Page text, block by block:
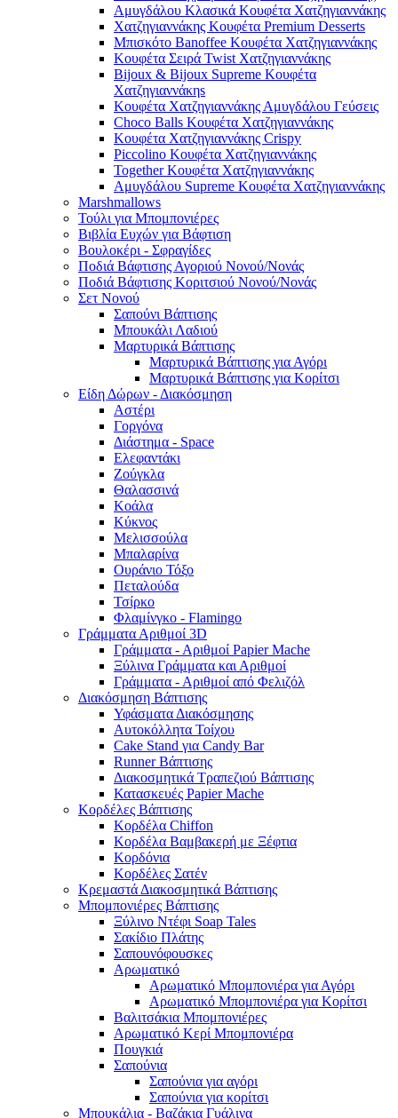
Αμυγδάλου Κλασικά Κουφέτα Χατζηγιαννάκης
Χατζηγιαννάκης Κουφέτα Premium Desserts
Μπισκότο Banoffee Κουφέτα Χατζηγιαννάκης
Κουφέτα Σειρά Twist Χατζηγιαννάκης
Bijoux & Bijoux Supreme Κουφέτα
Χατζηγιαννάκηs
Κουφέτα Χατζηγιαννάκης Αμυγδάλου Γεύσεις
Choco Balls Κουφέτα Χατζηγιαννάκης
Κουφέτα Χατζηγιαννάκης Crispy
Piccolino Κουφέτα Χατζηγιαννάκης
Together Κουφέτα Χατζηγιαννάκης
Αμυγδάλου Supreme Κουφέτα Χατζηγιαννάκης
Marshmallows
Τούλι για Μπομπονιέρες
Βιβλία Ευχών για Βάφτιση
Βουλοκέρι - Σφραγίδες
Ποδιά Βάφτισης Αγοριού Νονού/Νονάς
Ποδιά Βάφτισης Κοριτσιού Νονού/Νονάς
Σετ Νονού
Σαπούνι Βάπτισης
Μπουκάλι Λαδιού
Μαρτυρικά Βάπτισης
Μαρτυρικά Βάπτισης για Αγόρι
Μαρτυρικά Βάπτισης για Κορίτσι
Είδη Δώρων - Διακόσμηση
Αστέρι
Γοργόνα
Διάστημα - Space
Ελεφαντάκι
Ζούγκλα
Θαλασσινά
Κοάλα
Κύκνος
Μελισσούλα
Μπαλαρίνα
Ουράνιο Τόξο
Πεταλούδα
Τσίρκο
Φλαμίνγκο - Flamingo
Γράμματα Αριθμοί 3D
Γράμματα - Αριθμοί Papier Mache
Ξύλινα Γράμματα και Αριθμοί
Γράμματα - Αριθμοί από Φελιζόλ
Διακόσμηση Βάπτισης
Υφάσματα Διακόσμησης
Αυτοκόλλητα Τοίχου
Cake Stand για Candy Bar
Runner Βάπτισης
Διακοσμητικά Τραπεζιού Βάπτισης
Κατασκευές Papier Mache
Κορδέλες Βάπτισης
Κορδέλα Chiffon
Κορδέλα Βαμβακερή με Ξέφτια
Κορδόνια
Κορδέλες Σατέν
Κρεμαστά Διακοσμητικά Βάπτισης
Μπομπονιέρες Βάπτισης
Ξύλινο Ντέφι Soap Tales
Σακίδιο Πλάτης
Σαπουνόφουσκες
Αρωματικό
Αρωματικό Μπομπονιέρα για Αγόρι
Αρωματικό Μπομπονιέρα για Κορίτσι
Βαλιτσάκια Μπομπονιέρες
Αρωματικό Κερί Μπομπονιέρα
Πουγκιά
Σαπούνια
Σαπούνια για αγόρι
Σαπούνια για κορίτσι
Μπουκάλια - Βαζάκια Γυάλινα